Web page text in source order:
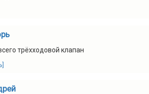
трёхходовой клапан